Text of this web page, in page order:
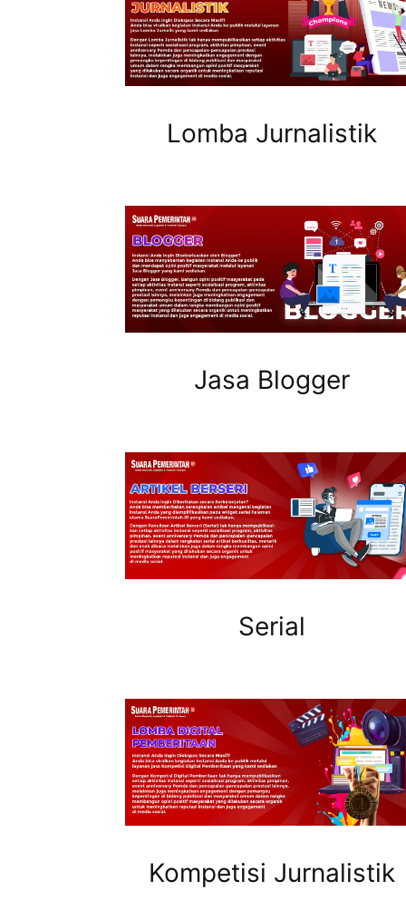
Lomba Jurnalistik
Jasa Blogger
Serial
Kompetisi Jurnalistik